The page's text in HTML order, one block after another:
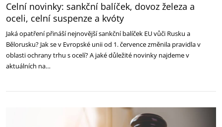
Celní novinky: sankční balíček, dovoz železa a
oceli, celní suspenze a kvóty
Jaká opatření přináší nejnovější sankční balíček EU vůči Rusku a
Bělorusku? Jak se v Evropské unii od 1. července změnila pravidla v
oblasti ochrany trhu s ocelí? A jaké důležité novinky najdeme v
aktuálních na…